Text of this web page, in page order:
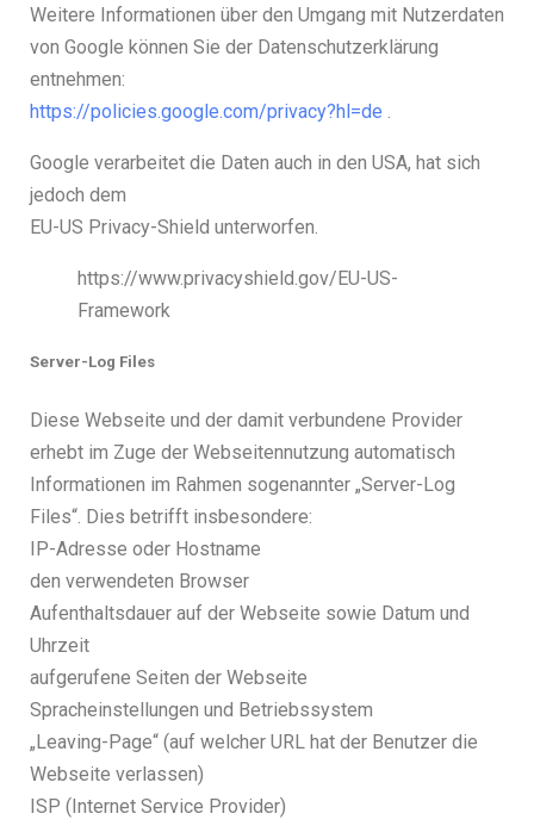
Weitere Informationen über den Umgang mit Nutzerdaten
von Google können Sie der Datenschutzerklärung
entnehmen:
https://policies.google.com/privacy?hl=de
Google verarbeitet die Daten auch in den USA, hat sich
jedoch dem
EU-US Privacy-Shield unterworfen.
https://www.privacyshield.gov/EU-US-
Framework
Server-Log Files
Diese Webseite und der damit verbundene Provider
erhebt im Zuge der Webseitennutzung automatisch
Informationen im Rahmen sogenannter „Server-Log
Files“. Dies betrifft insbesondere:
IP-Adresse oder Hostname
den verwendeten Browser
Aufenthaltsdauer auf der Webseite sowie Datum und
Uhrzeit
aufgerufene Seiten der Webseite
Spracheinstellungen und Betriebssystem
„Leaving-Page“ (auf welcher URL hat der Benutzer die
Webseite verlassen)
ISP (Internet Service Provider)